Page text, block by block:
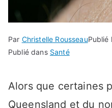
Par Christelle RousseauPublié
Publié dans Santé
Alors que certaines
Queensland et du